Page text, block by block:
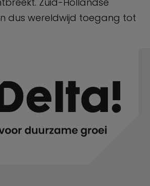
dus wereldwijd toegang tot